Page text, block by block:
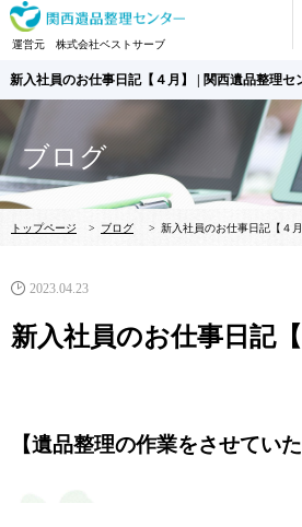
運営元 株式会社ベストサーブ
新入社員のお仕事日記【４月】 | 関西遺品整理セ
ブログ
トップページ > ブログ > 新入社員のお仕事日記【４月
2023.04.23
新入社員のお仕事日記【
【遺品整理の作業をさせてい